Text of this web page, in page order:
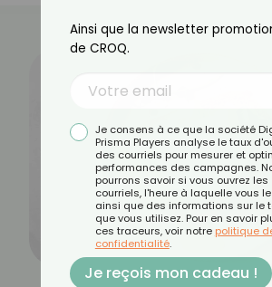
Ainsi que la newsletter
de CROQ.
Je consens à ce que la société
Prisma Players analyse le taux
des courriels pour mesurer et
performances des campagnes.
pourrons savoir si vous ouvrez les
courriels, l'heure à laquelle vous
ainsi que des informations sur le
que vous utilisez. Pour en savoir
ces traceurs, voir notre politique
confidentialité.
Je reçois mon cadeau !